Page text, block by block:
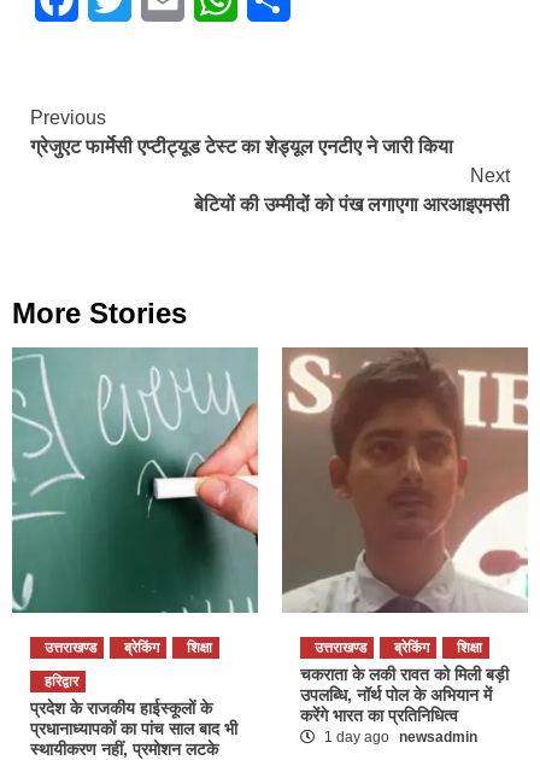
Continue
Reading
Previous
ग्रेजुएट फार्मेसी एप्टीट्यूड टेस्ट का शेड्यूल एनटीए ने जारी किया
Next
बेटियों की उम्मीदों को पंख लगाएगा आरआइएमसी
More Stories
उत्तराखण्ड ब्रेकिंग
शिक्षा
हरिद्वार
प्रदेश के राजकीय हाईस्कूलों के
प्रधानाध्यापकों का पांच साल बाद भी
स्थायीकरण नहीं, प्रमोशन लटके
उत्तराखण्ड ब्रेकिंग शिक्षा
चकराता के लकी रावत को मिली बड़ी
उपलब्धि, नॉर्थ पोल के अभियान में
करेंगे भारत का प्रतिनिधित्व
1 day ago newsadmin